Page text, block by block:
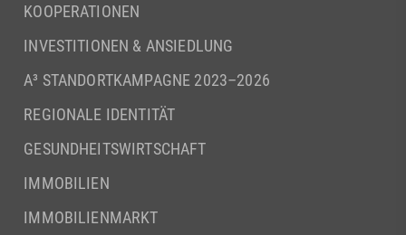
KOOPERATIONEN
INVESTITIONEN & ANSIEDLUNG
A³ STANDORTKAMPAGNE 2023–2026
REGIONALE IDENTITÄT
GESUNDHEITSWIRTSCHAFT
IMMOBILIEN
IMMOBILIENMARKT